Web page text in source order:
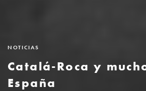
NOTICIAS
Catalá-Roca y
España